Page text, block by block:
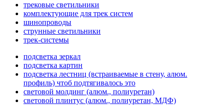
трековые светильники
комплектующие для трек систем
шинопроводы
струнные светильники
трек-системы
подсветка зеркал
подсветка картин
подсветка лестниц (встраиваемые в стену, алюм.
профиль) чтоб подтягивалось это
световой молдинг (алюм., полиуретан)
световой плинтус (алюм., полиуретан, МДФ)